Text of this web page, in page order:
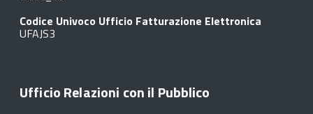
Codice Univoco Ufficio Fatturazione Elettronica
UFAJS3
Ufficio Relazioni con il Pubblico